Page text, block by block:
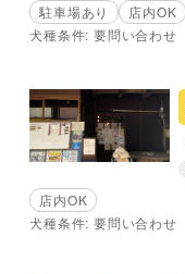
駐車場あり
店内OK
犬種条件: 要問い合わせ
店内OK
犬種条件: 要問い合わせ